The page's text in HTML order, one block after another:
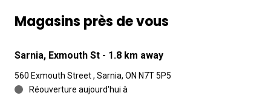
Magasins près de vous
Sarnia, Exmouth St - 1.8 km away
560 Exmouth Street , Sarnia, ON N7T 5P5
Réouverture aujourd'hui à